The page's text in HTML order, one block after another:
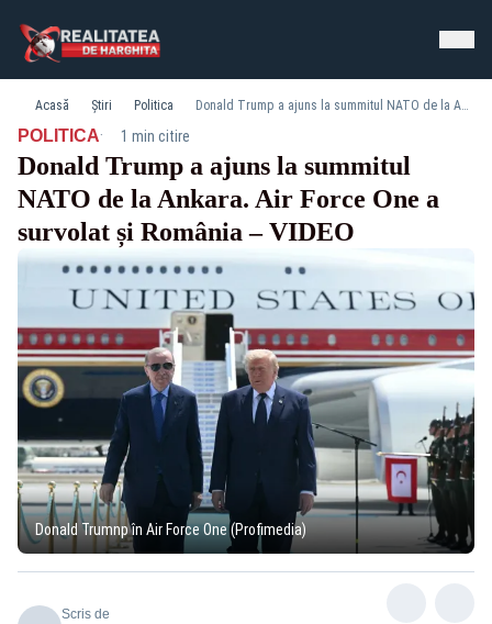
Acasă Știri Politica Donald Trump a ajuns la summitul NATO de la Ankara. Air Force One a survolat și România – VIDEO
POLITICA· 1 min citire
Donald Trump a ajuns la summitul
NATO de la Ankara. Air Force One a
survolat și România – VIDEO
Donald Trumnp în Air Force One (Profimedia)
Scris de